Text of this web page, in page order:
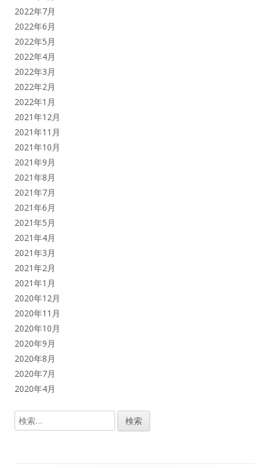
2022年7月
2022年6月
2022年5月
2022年4月
2022年3月
2022年2月
2022年1月
2021年12月
2021年11月
2021年10月
2021年9月
2021年8月
2021年7月
2021年6月
2021年5月
2021年4月
2021年3月
2021年2月
2021年1月
2020年12月
2020年11月
2020年10月
2020年9月
2020年8月
2020年7月
2020年4月
検
索: